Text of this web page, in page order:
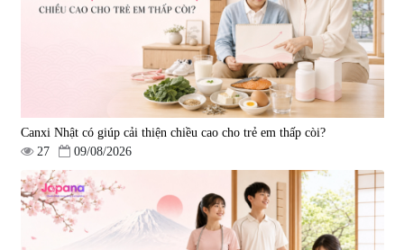
Canxi Nhật có giúp cải thiện chiều cao cho trẻ em thấp còi?
27
09/08/2026